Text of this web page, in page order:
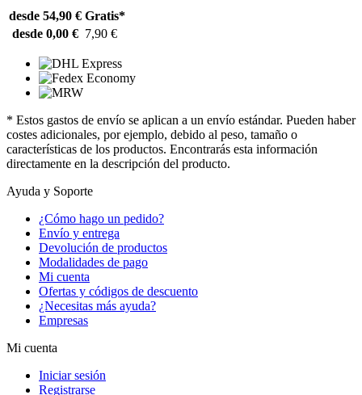
desde 54,90 € Gratis*
desde 0,00 € 7,90 €
* Estos gastos de envío se aplican a un envío estándar. Pueden haber
costes adicionales, por ejemplo, debido al peso, tamaño o
características de los productos. Encontrarás esta información
directamente en la descripción del producto.
Ayuda y Soporte
¿Cómo hago un pedido?
Envío y entrega
Devolución de productos
Modalidades de pago
Mi cuenta
Ofertas y códigos de descuento
¿Necesitas más ayuda?
Empresas
Mi cuenta
Iniciar sesión
Registrarse